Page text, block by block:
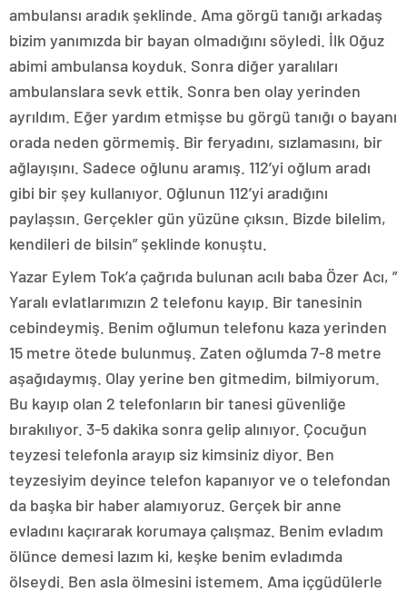
ambulansı aradık şeklinde. Ama görgü tanığı arkadaş
bizim yanımızda bir bayan olmadığını söyledi. İlk Oğuz
abimi ambulansa koyduk. Sonra diğer yaralıları
ambulanslara sevk ettik. Sonra ben olay yerinden
ayrıldım. Eğer yardım etmişse bu görgü tanığı o bayanı
orada neden görmemiş. Bir feryadını, sızlamasını, bir
ağlayışını. Sadece oğlunu aramış. 112’yi oğlum aradı
gibi bir şey kullanıyor. Oğlunun 112’yi aradığını
paylaşsın. Gerçekler gün yüzüne çıksın. Bizde bilelim,
kendileri de bilsin” şeklinde konuştu.
Yazar Eylem Tok’a çağrıda bulunan acılı baba Özer Acı, ”
Yaralı evlatlarımızın 2 telefonu kayıp. Bir tanesinin
cebindeymiş. Benim oğlumun telefonu kaza yerinden
15 metre ötede bulunmuş. Zaten oğlumda 7-8 metre
aşağıdaymış. Olay yerine ben gitmedim, bilmiyorum.
Bu kayıp olan 2 telefonların bir tanesi güvenliğe
bırakılıyor. 3-5 dakika sonra gelip alınıyor. Çocuğun
teyzesi telefonla arayıp siz kimsiniz diyor. Ben
teyzesiyim deyince telefon kapanıyor ve o telefondan
da başka bir haber alamıyoruz. Gerçek bir anne
evladını kaçırarak korumaya çalışmaz. Benim evladım
ölünce demesi lazım ki, keşke benim evladımda
ölseydi. Ben asla ölmesini istemem. Ama içgüdülerle